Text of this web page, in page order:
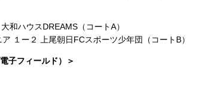
和ハウスDREAMS（コートA）
１ー２ 上尾朝日FCスポーツ少年団（コートB）
子フィールド）＞